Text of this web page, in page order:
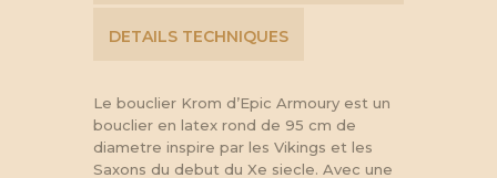
DETAILS TECHNIQUES
Le bouclier Krom d’Epic Armoury est un
bouclier en latex rond de 95 cm de
diametre inspire par les Vikings et les
Saxons du debut du Xe siecle. Avec une